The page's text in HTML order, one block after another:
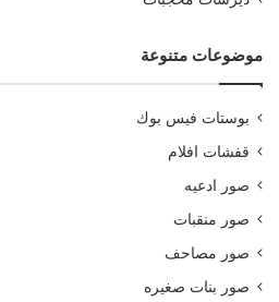
موضوعات متنوعة
بوستات فيس بوك
قفشات افلام
صور ادعيه
صور منقبات
صور مصاحف
صور بنات صغيره